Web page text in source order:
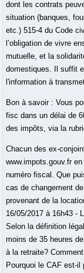
dont les contrats
situation (banques,
etc.) 515-4 du Code
l’obligation de vivre
mutuelle, et la
domestiques. Il suffit
l'information à
Bon à savoir : Vous
fisc dans un délai de
des impôts, via la
Chacun des ex-
www.impots.gouv.fr
numéro fiscal. Que
cas de changement
provenant de la
16/05/2017 à 16h43 -
Selon la définition
moins de 35 heures
à la retraite?
Pourquoi le CAF est-il